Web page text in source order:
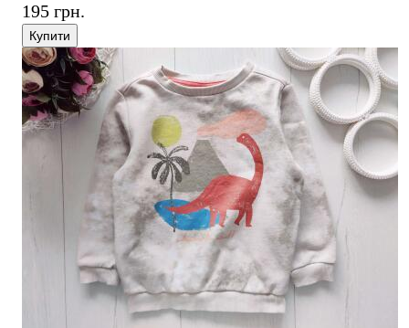
195 грн.
Купити